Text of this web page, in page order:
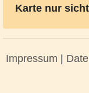
Karte nur
Impressum